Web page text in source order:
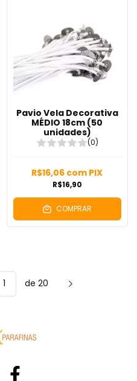
Pavio Vela Decorativa
MÉDIO 18cm (50
unidades)
(0)
R$16,90
R$16,06 com PIX
COMPRAR
de 20